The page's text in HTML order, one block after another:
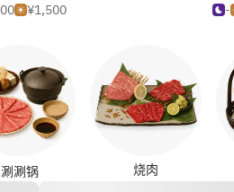
¥1,500
-
涮涮锅 烧肉